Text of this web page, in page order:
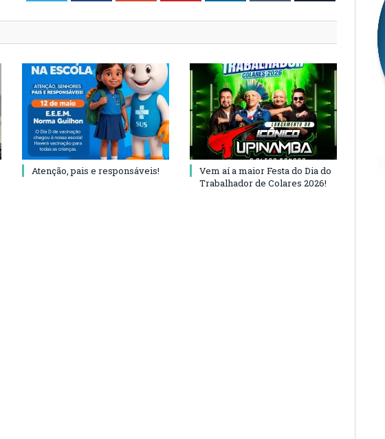
Atenção, pais e responsáveis!
Vem aí a maior Festa do Dia do
Trabalhador de Colares 2026!